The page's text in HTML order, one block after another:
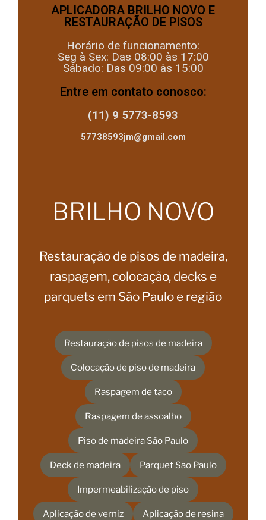
APLICADORA BRILHO NOVO E
RESTAURAÇÃO DE PISOS
Horário de funcionamento:
Seg à Sex: Das 08:00 às 17:00
Sábado: Das 09:00 às 15:00
Entre em contato conosco:
(11) 9 5773-8593
57738593jm@gmail.com
BRILHO NOVO
Restauração de pisos de madeira,
raspagem, colocação, decks e
parquets em São Paulo e região
Restauração de pisos de madeira
Colocação de piso de madeira
Raspagem de taco
Raspagem de assoalho
Piso de madeira São Paulo
Deck de madeira Parquet São Paulo
Impermeabilização de piso
Aplicação de verniz Aplicação de resina